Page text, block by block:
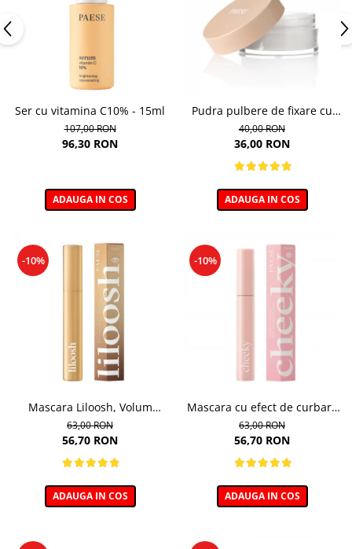
Ser cu vitamina C10% - 15ml
107,00 RON
96,30 RON
ADAUGA IN COS
Pudra pulbere de fixare cu
bambus Paese Bamboo
Powder - 5g
40,00 RON
36,00 RON
ADAUGA IN COS
-10%
Mascara Liloosh, Volum
Panoramic - 10,5ml
63,00 RON
56,70 RON
ADAUGA IN COS
-10%
Mascara cu efect de curbare
si lifting, Cheeky - 11ml
63,00 RON
56,70 RON
ADAUGA IN COS